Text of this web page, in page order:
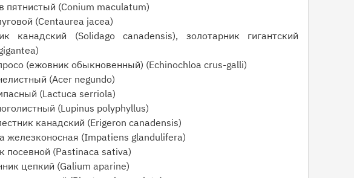
пятнистый (Conium maculatum)
(Centaurea jacea)
канадский (Solidago canadensis), золотарник гигантский
(ежовник обыкновенный) (Echinochloa crus-galli)
(Acer negundo)
(Lactuca serriola)
(Lupinus polyphyllus)
канадский (Erigeron canadensis)
железконосная (Impatiens glandulifera)
посевной (Pastinaca sativa)
цепкий (Galium aparine)